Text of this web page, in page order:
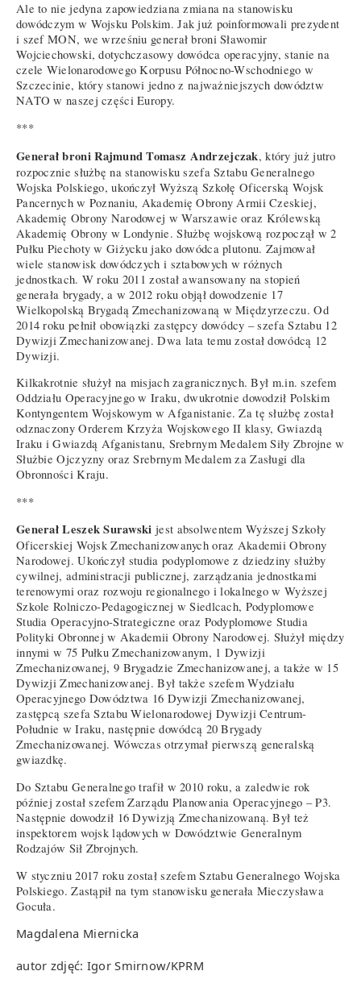
Ale to nie jedyna zapowiedziana zmiana na stanowisku
dowódczym w Wojsku Polskim. Jak już poinformowali prezydent
i szef MON, we wrześniu generał broni Sławomir
Wojciechowski, dotychczasowy dowódca operacyjny, stanie na
czele Wielonarodowego Korpusu Północno-Wschodniego w
Szczecinie, który stanowi jedno z najważniejszych dowództw
NATO w naszej części Europy.
***
Generał broni Rajmund Tomasz Andrzejczak, który już jutro
rozpocznie służbę na stanowisku szefa Sztabu Generalnego
Wojska Polskiego, ukończył Wyższą Szkołę Oficerską Wojsk
Pancernych w Poznaniu, Akademię Obrony Armii Czeskiej,
Akademię Obrony Narodowej w Warszawie oraz Królewską
Akademię Obrony w Londynie. Służbę wojskową rozpoczął w 2
Pułku Piechoty w Giżycku jako dowódca plutonu. Zajmował
wiele stanowisk dowódczych i sztabowych w różnych
jednostkach. W roku 2011 został awansowany na stopień
generała brygady, a w 2012 roku objął dowodzenie 17
Wielkopolską Brygadą Zmechanizowaną w Międzyrzeczu. Od
2014 roku pełnił obowiązki zastępcy dowódcy – szefa Sztabu 12
Dywizji Zmechanizowanej. Dwa lata temu został dowódcą 12
Dywizji.
Kilkakrotnie służył na misjach zagranicznych. Był m.in. szefem
Oddziału Operacyjnego w Iraku, dwukrotnie dowodził Polskim
Kontyngentem Wojskowym w Afganistanie. Za tę służbę został
odznaczony Orderem Krzyża Wojskowego II klasy, Gwiazdą
Iraku i Gwiazdą Afganistanu, Srebrnym Medalem Siły Zbrojne w
Służbie Ojczyzny oraz Srebrnym Medalem za Zasługi dla
Obronności Kraju.
***
Generał Leszek Surawski jest absolwentem Wyższej Szkoły
Oficerskiej Wojsk Zmechanizowanych oraz Akademii Obrony
Narodowej. Ukończył studia podyplomowe z dziedziny służby
cywilnej, administracji publicznej, zarządzania jednostkami
terenowymi oraz rozwoju regionalnego i lokalnego w Wyższej
Szkole Rolniczo-Pedagogicznej w Siedlcach, Podyplomowe
Studia Operacyjno-Strategiczne oraz Podyplomowe Studia
Polityki Obronnej w Akademii Obrony Narodowej. Służył między
innymi w 75 Pułku Zmechanizowanym, 1 Dywizji
Zmechanizowanej, 9 Brygadzie Zmechanizowanej, a także w 15
Dywizji Zmechanizowanej. Był także szefem Wydziału
Operacyjnego Dowództwa 16 Dywizji Zmechanizowanej,
zastępcą szefa Sztabu Wielonarodowej Dywizji Centrum-
Południe w Iraku, następnie dowódcą 20 Brygady
Zmechanizowanej. Wówczas otrzymał pierwszą generalską
gwiazdkę.
Do Sztabu Generalnego trafił w 2010 roku, a zaledwie rok
później został szefem Zarządu Planowania Operacyjnego – P3.
Następnie dowodził 16 Dywizją Zmechanizowaną. Był też
inspektorem wojsk lądowych w Dowództwie Generalnym
Rodzajów Sił Zbrojnych.
W styczniu 2017 roku został szefem Sztabu Generalnego Wojska
Polskiego. Zastąpił na tym stanowisku generała Mieczysława
Gocuła.
Magdalena Miernicka
autor zdjęć: Igor Smirnow/KPRM